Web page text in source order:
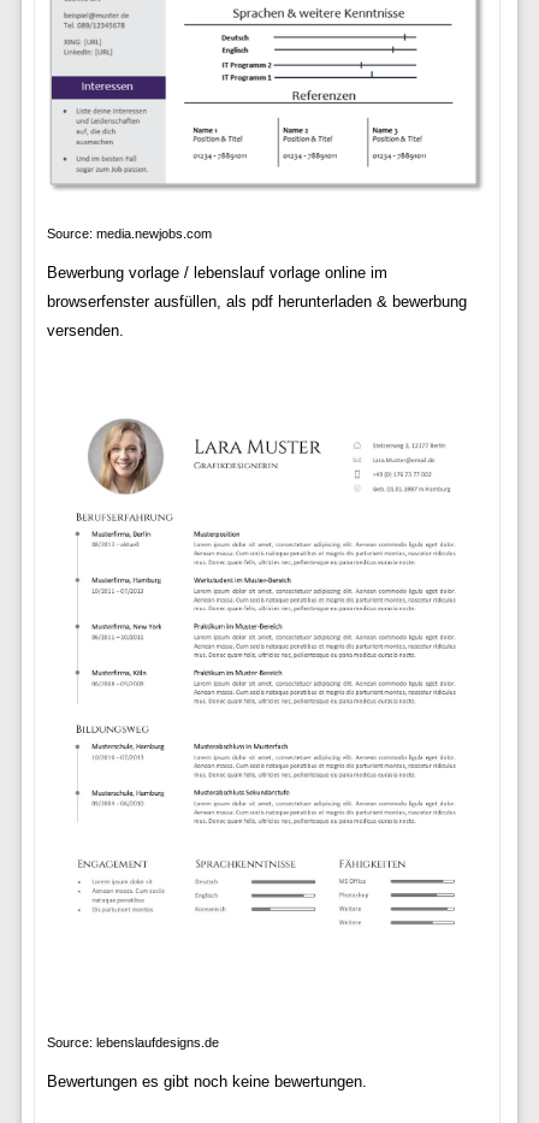
Source: media.newjobs.com
Bewerbung vorlage / lebenslauf vorlage online im
browserfenster ausfüllen, als pdf herunterladen & bewerbung
versenden.
Source: lebenslaufdesigns.de
Bewertungen es gibt noch keine bewertungen.